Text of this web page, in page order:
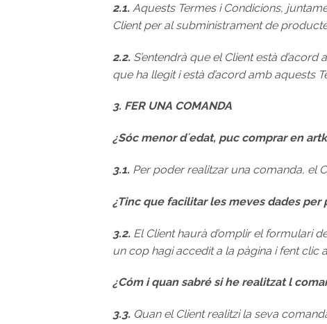
2.1. Aquests Termes i Condicions,
Client per al subministrament de
2.2. S’entendrà que el Client està
que ha llegit i està d’acord amb aquests
3. FER UNA COMANDA
¿Sóc menor d´edat, puc comprar en
3.1. Per poder realitzar una comanda, el
¿Tinc que facilitar les meves dades per
3.2. El Client haurà d’omplir el formulari
un cop hagi accedit a la pàgina i fent clic
¿Cóm i quan sabré si he realitzat l
3.3. Quan el Client realitzi la seva